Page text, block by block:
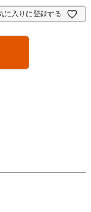
に入りに登録する